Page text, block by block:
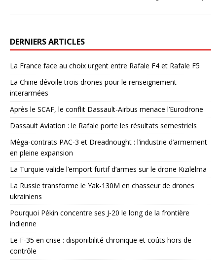
DERNIERS ARTICLES
La France face au choix urgent entre Rafale F4 et Rafale F5
La Chine dévoile trois drones pour le renseignement
interarmées
Après le SCAF, le conflit Dassault-Airbus menace l’Eurodrone
Dassault Aviation : le Rafale porte les résultats semestriels
Méga-contrats PAC-3 et Dreadnought : l’industrie d’armement
en pleine expansion
La Turquie valide l’emport furtif d’armes sur le drone Kızılelma
La Russie transforme le Yak-130M en chasseur de drones
ukrainiens
Pourquoi Pékin concentre ses J-20 le long de la frontière
indienne
Le F-35 en crise : disponibilité chronique et coûts hors de
contrôle